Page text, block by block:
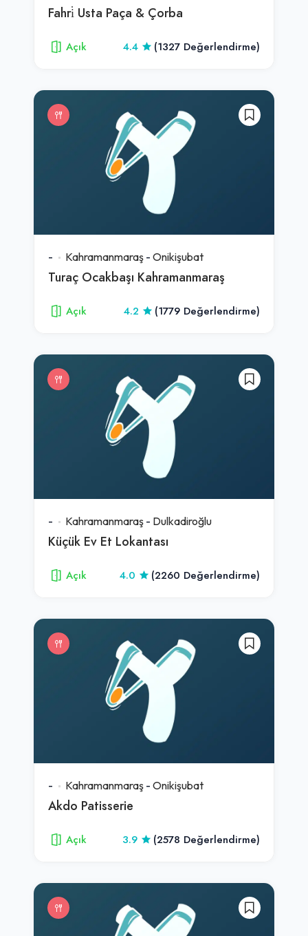
Fahri̇ Usta Paça & Çorba
Açık 4.4 (1327 Değerlendirme)
- Kahramanmaraş - Onikişubat
Turaç Ocakbaşı Kahramanmaraş
Açık 4.2 (1779 Değerlendirme)
- Kahramanmaraş - Dulkadiroğlu
Küçük Ev Et Lokantası
Açık 4.0 (2260 Değerlendirme)
- Kahramanmaraş - Onikişubat
Akdo Patisserie
Açık 3.9 (2578 Değerlendirme)